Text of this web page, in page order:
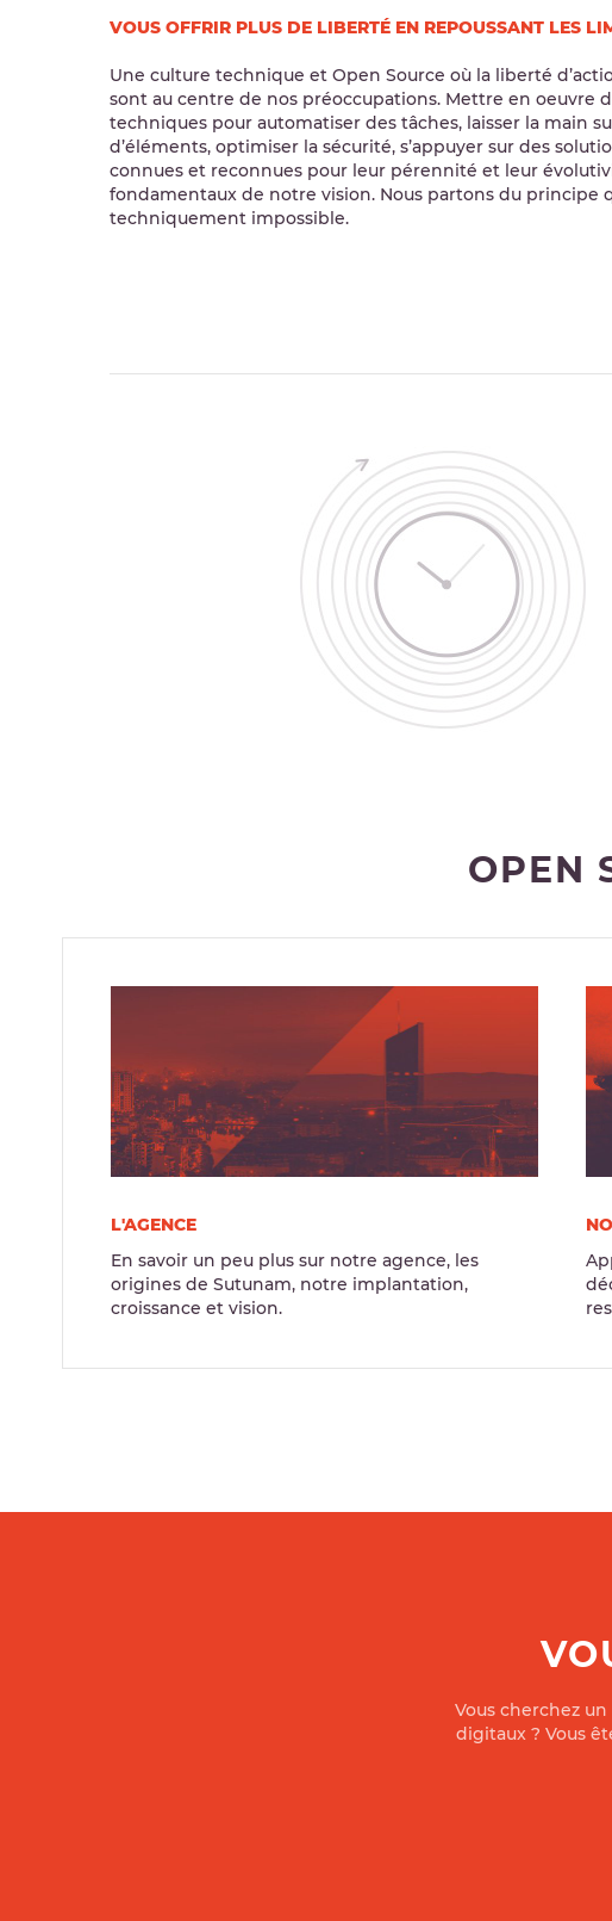
VOUS OFFRIR PLUS DE LIBERTÉ EN REPOUSSANT LES
Une culture technique et Open Source où la liberté
sont au centre de nos préoccupations. Mettre en oeuvre
techniques pour automatiser des tâches, laisser la main
d’éléments, optimiser la sécurité, s’appuyer sur des
connues et reconnues pour leur pérennité et leur
fondamentaux de notre vision. Nous partons du principe
techniquement impossible.
OPEN
L'AGENCE
En savoir un peu plus sur notre agence, les
origines de Sutunam, notre implantation,
croissance et vision.
Vous cherchez
digitaux ? Vous